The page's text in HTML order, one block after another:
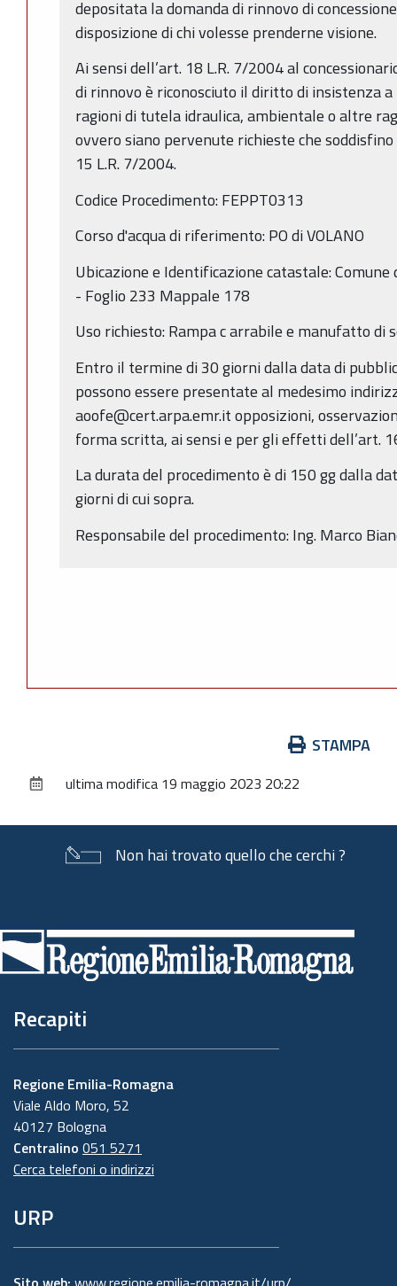
depositata la domanda di rinnovo di
disposizione di chi volesse prenderne visione.
Ai sensi dell’art. 18 L.R. 7/2004 al
di rinnovo è riconosciuto il diritto di insistenza
ragioni di tutela idraulica, ambientale o altre
ovvero siano pervenute richieste che
15 L.R. 7/2004.
Codice Procedimento: FEPPT0313
Corso d'acqua di riferimento: PO di VOLANO
Ubicazione e Identificazione catastale: Comune
- Foglio 233 Mappale 178
Uso richiesto: Rampa c arrabile e manufatto di
Entro il termine di 30 giorni dalla data di
possono essere presentate al medesimo
aoofe@cert.arpa.emr.it opposizioni,
forma scritta, ai sensi e per gli effetti dell’art.
La durata del procedimento è di 150 gg dalla
giorni di cui sopra.
Responsabile del procedimento: Ing. Marco
documento
STAMPA
ultima modifica 19 maggio 2023 20:22
Non hai trovato quello che cerchi ?
di
pagina
Recapiti
Regione Emilia-Romagna
Viale Aldo Moro, 52
40127 Bologna
Centralino 051 5271
Cerca telefoni o indirizzi
URP